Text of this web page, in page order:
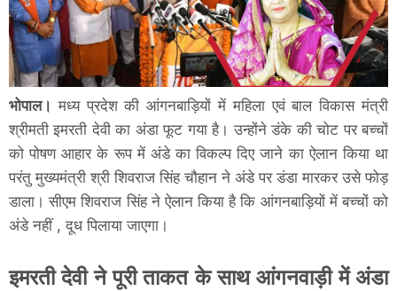
भोपाल। मध्य प्रदेश की आंगनबाड़ियों में महिला एवं बाल विकास मंत्री
श्रीमती इमरती देवी का अंडा फूट गया है। उन्होंने डंके की चोट पर बच्चों
को पोषण आहार के रूप में अंडे का विकल्प दिए जाने का ऐलान किया था
परंतु मुख्यमंत्री श्री शिवराज सिंह चौहान ने अंडे पर डंडा मारकर उसे फोड़
डाला। सीएम शिवराज सिंह ने ऐलान किया है कि आंगनबाड़ियों में बच्चों को
अंडे नहीं , दूध पिलाया जाएगा।
इमरती देवी ने पूरी ताकत के साथ आंगनवाड़ी में अंडा